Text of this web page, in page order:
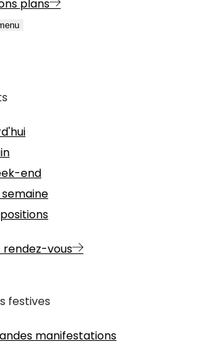
plans
end
rendez-vous
festives
manifestations